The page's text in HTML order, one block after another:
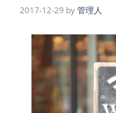
2017-12-29 by管理人